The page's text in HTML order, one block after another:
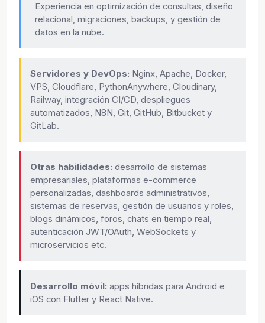
Experiencia en optimización de consultas, diseño
relacional, migraciones, backups, y gestión de
datos en la nube.
Servidores y DevOps: Nginx, Apache, Docker,
VPS, Cloudflare, PythonAnywhere, Cloudinary,
Railway, integración CI/CD, despliegues
automatizados, N8N, Git, GitHub, Bitbucket y
GitLab.
Otras habilidades: desarrollo de sistemas
empresariales, plataformas e-commerce
personalizadas, dashboards administrativos,
sistemas de reservas, gestión de usuarios y roles,
blogs dinámicos, foros, chats en tiempo real,
autenticación JWT/OAuth, WebSockets y
microservicios etc.
Desarrollo móvil: apps híbridas para Android e
iOS con Flutter y React Native.